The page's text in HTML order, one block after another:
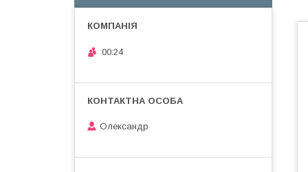
00:24
Олександр